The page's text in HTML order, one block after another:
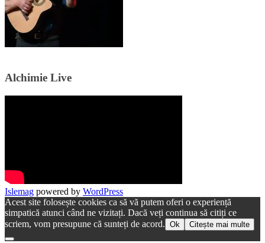
Alchimie Live
Islemag powered by WordPress
Acest site folosește cookies ca să vă putem oferi o experiență
simpatică atunci când ne vizitați. Dacă veți continua să citiți ce
scriem, vom presupune că sunteți de acord. Ok Citește mai multe